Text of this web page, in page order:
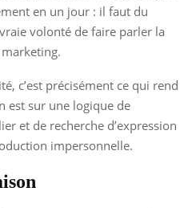
en un jour : il faut du
volonté de faire parler la
c’est précisément ce qui rend
est sur une logique de
et de recherche d’expression
impersonnelle.